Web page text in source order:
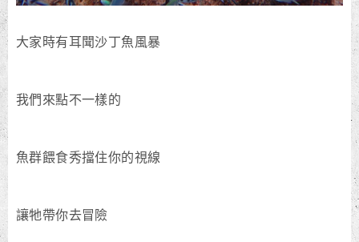
大家時有耳聞沙丁魚風暴
我們來點不一樣的
魚群餵食秀擋住你的視線
讓牠帶你去冒險